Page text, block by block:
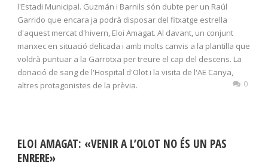
l'Estadi Municipal. Guzmán i Barnils són dubte per un Raúl
Garrido que encara ja podrà disposar del fitxatge estrella
d'aquest mercat d'hivern, Eloi Amagat. Al davant, un conjunt
manxec en situació delicada i amb molts canvis a la plantilla que
voldrà puntuar a la Garrotxa per treure el cap del descens. La
donació de sang de l'Hospital d'Olot i la visita de l'AE Canya,
altres protagonistes de la prèvia.
0
ELOI AMAGAT: «VENIR A L’OLOT NO ÉS UN PAS
ENRERE»